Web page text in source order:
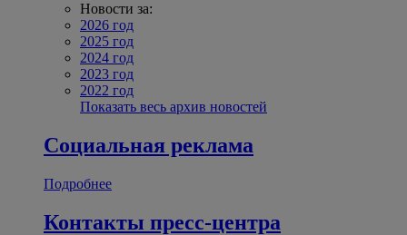
Новости за:
2026 год
2025 год
2024 год
2023 год
2022 год
Показать весь архив новостей
Социальная реклама
Подробнее
Контакты пресс-центра